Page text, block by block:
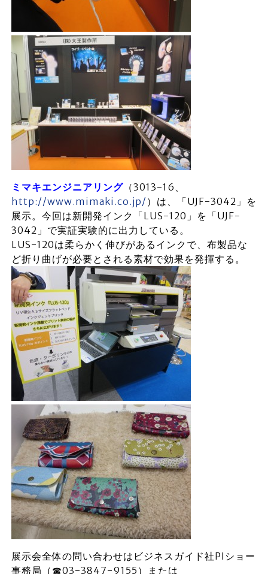
ミマキエンジニアリング（3013-16、
http://www.mimaki.co.jp/ ）は、「UJF-3042」を
展示。今回は新開発インク「LUS-120」を「UJF-
3042」で実証実験的に出力している。
LUS-120は柔らかく伸びがあるインクで、布製品な
ど折り曲げが必要とされる素材で効果を発揮する。
展示会全体の問い合わせはビジネスガイド社PIショー
事務局（☎03-3847-9155）または